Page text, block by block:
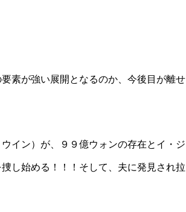
素が強い展開となるのか、今後目が離せ
イン）が、９９億ウォンの存在とイ・ジ
し始める！！！そして、夫に発見され拉